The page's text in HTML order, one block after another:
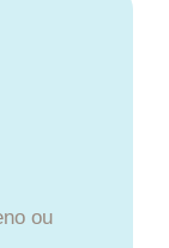
ou